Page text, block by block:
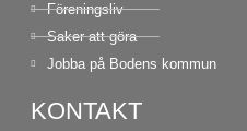
Föreningsliv
Saker att göra
Jobba på Bodens kommun
KONTAKT